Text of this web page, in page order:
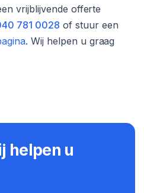
vrijblijvende offerte
781 0028 of stuur een
. Wij helpen u graag
helpen u